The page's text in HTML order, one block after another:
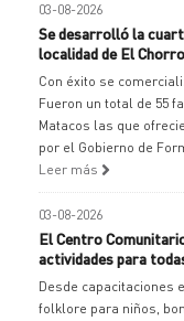
03-08-2026
Se desarrolló la
localidad de El Chorro
Con éxito se
Fueron un total de 55
Matacos las que
por el Gobierno de
Leer más
03-08-2026
El Centro
actividades para
Desde capacitaciones
folklore para niños,